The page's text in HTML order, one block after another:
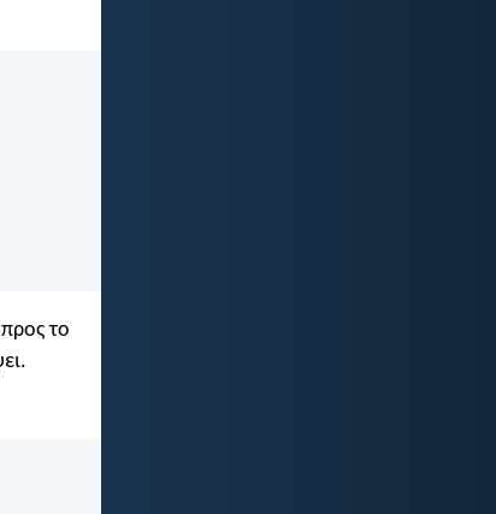
το